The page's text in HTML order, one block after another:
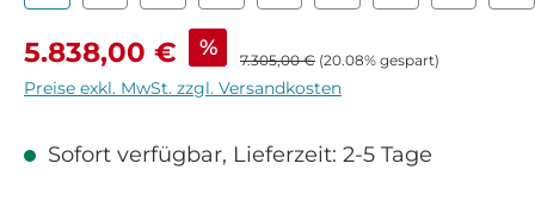
Verkaufspreis:
5.838,00 € % Regulärer Preis:
7.305,00 € (20.08% gespart)
Preise exkl. MwSt. zzgl. Versandkosten
Sofort verfügbar, Lieferzeit: 2-5 Tage